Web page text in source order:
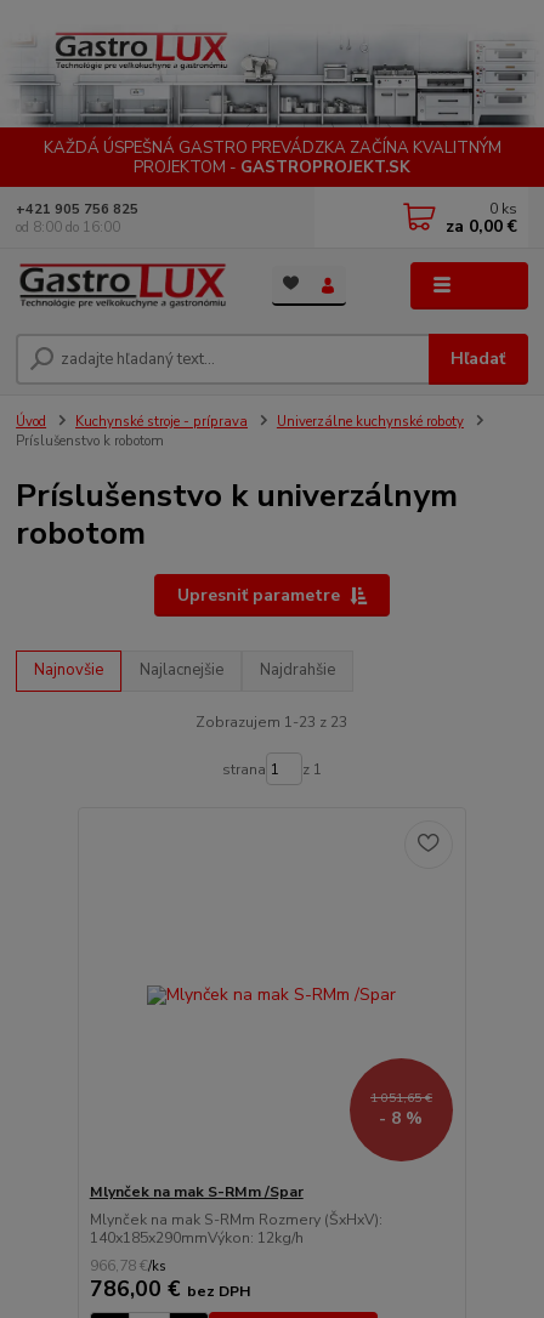
KAŽDÁ ÚSPEŠNÁ GASTRO PREVÁDZKA ZAČÍNA KVALITNÝM
PROJEKTOM - GASTROPROJEKT.SK
Hľadať
+421 905 756 825
od 8:00 do 16:00
0 ks
za 0,00 €
Úvod Kuchynské stroje - príprava
Univerzálne kuchynské roboty
Príslušenstvo k robotom
Príslušenstvo k univerzálnym
robotom
Upresniť parametre
Najnovšie Najlacnejšie Najdrahšie
Zobrazujem 1-23 z 23
strana z 1
1 051,65 €
- 8 %
Mlynček na mak S-RMm /Spar
Mlynček na mak S-RMm Rozmery (ŠxHxV):
140x185x290mmVýkon: 12kg/h
966,78 €/ks
786,00 € bez DPH